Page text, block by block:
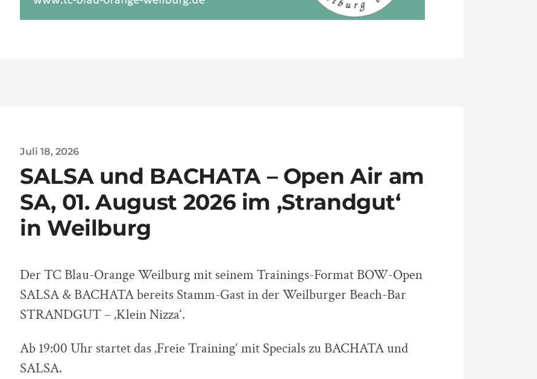
Juli 18, 2026
SALSA und BACHATA – Open Air am
SA, 01. August 2026 im ‚Strandgut‘
in Weilburg
Der TC Blau-Orange Weilburg mit seinem Trainings-Format BOW-Open
SALSA & BACHATA bereits Stamm-Gast in der Weilburger Beach-Bar
STRANDGUT – ‚Klein Nizza‘.
Ab 19:00 Uhr startet das ‚Freie Training‘ mit Specials zu BACHATA und
SALSA.